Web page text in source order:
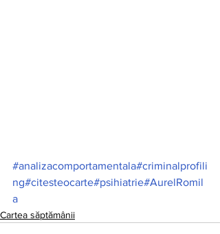
#analizacomportamentala#criminalprofili
ng#citesteocarte#psihiatrie#AurelRomil
a
Cartea săptămânii